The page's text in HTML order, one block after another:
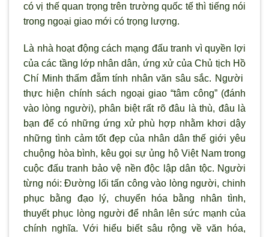
có vị thế quan trọng trên trường quốc tế thì tiếng nói
trong ngoại giao mới có trọng l ượng.
Là nhà hoạt động cách mạng đấu tranh vì quyền lợi
của các tầng lớp nhân dân, ứng xử của Chủ tịch Hồ
Chí Minh thấm đẫm tính nhân văn sâu sắc. Người
thực hiện chính sách ngoại giao “tâm công” (đánh
vào lòng người), phân biệt rất rõ đâu là thù, đâu là
bạn để có những ứng xử phù hợp nhằm khơi dậy
những tình cảm tốt đẹp của nhân dân thế giới yêu
chuộng hòa bình, kêu gọi sự ủng hộ Việt Nam trong
cuộc đấu tranh bảo vệ nền độc lập dân tộc. Người
từng nói: Đường lối tấn công vào lòng người, chinh
phục bằng đạo lý, chuyển hóa bằng nhân tình,
thuyết phục lòng người để nhân lên sức mạnh của
chính nghĩa. Với hiểu biết sâu rộng về văn hóa,